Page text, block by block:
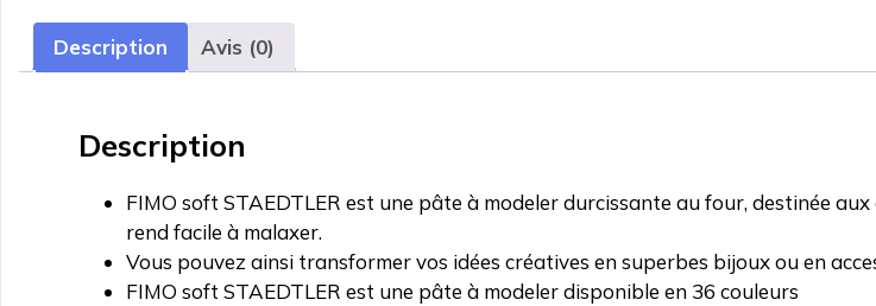
Description Avis (0)
Description
FIMO soft STAEDTLER est une pâte à modeler durcissante au four, destinée
rend facile à malaxer.
Vous pouvez ainsi transformer vos idées créatives en superbes bijoux ou en
FIMO soft STAEDTLER est une pâte à modeler disponible en 36 couleurs